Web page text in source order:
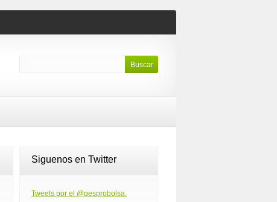
Siguenos en Twitter
Tweets por el @gesprobolsa.